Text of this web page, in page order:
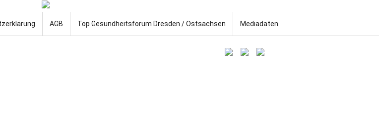
AGB Top Gesundheitsforum Dresden / Ostsachsen Mediadaten